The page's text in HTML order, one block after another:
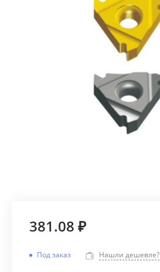
381.08 ₽
Под заказ Нашли дешевле?